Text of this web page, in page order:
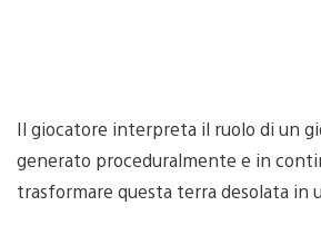
Il giocatore interpreta il ruolo di un
generato proceduralmente e in
trasformare questa terra desolata in